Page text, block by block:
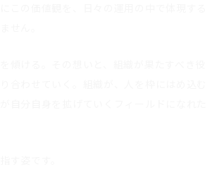
この価値観を、日々の運用の中で体現する
せん。
傾ける。その想いと、組織が果たすべき役
合わせていく。組織が、人を枠にはめ込む
自分自身を拡げていくフィールドになれた
す姿です。